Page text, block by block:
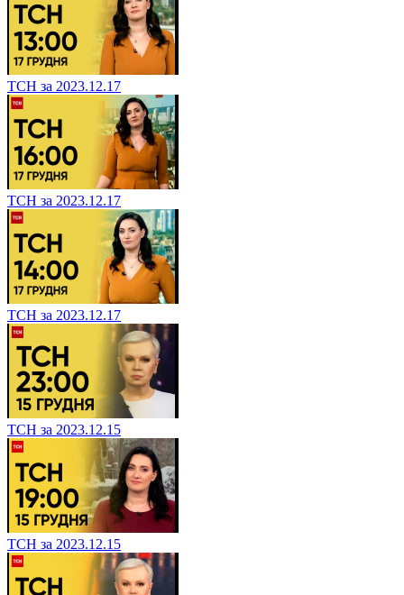
ТСН за 2023.12.17
ТСН за 2023.12.17
ТСН за 2023.12.17
ТСН за 2023.12.15
ТСН за 2023.12.15